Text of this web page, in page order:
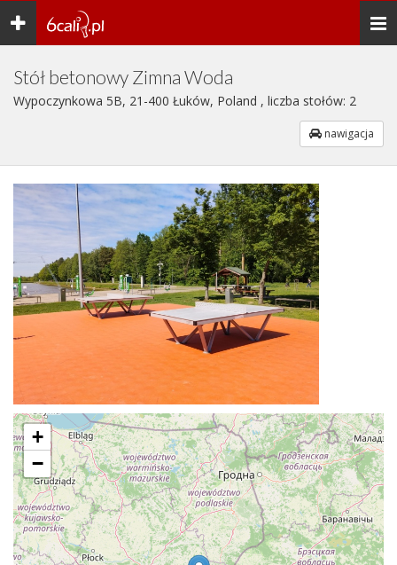
Toggle
navigation
Stół betonowy Zimna Woda
Wypoczynkowa 5B, 21-400 Łuków, Poland , liczba stołów: 2
nawigacja
+
−